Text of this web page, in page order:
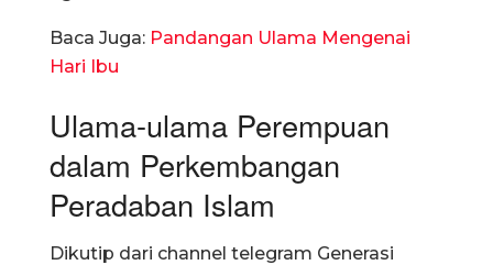
Baca Juga: Pandangan Ulama Mengenai
Hari Ibu
Ulama-ulama Perempuan
dalam Perkembangan
Peradaban Islam
Dikutip dari channel telegram Generasi